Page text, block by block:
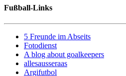
Fußball-Links
5 Freunde im Abseits
Fotodienst
A blog about goalkeepers
allesausseraas
Argifutbol